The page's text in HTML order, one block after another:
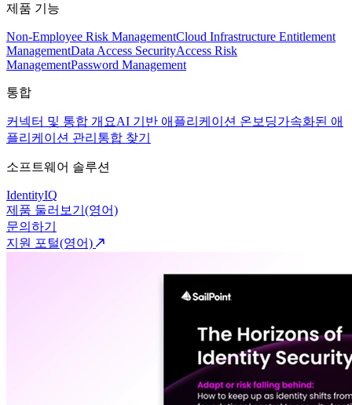
제품 기능
Non-Employee Risk ManagementCloud Infrastructure Entitlement
ManagementData Access SecurityAccess Risk
ManagementPassword Management
통합
커넥터 및 통합 개요AI 기반 애플리케이션 온보딩가속화된 애
플리케이션 관리 통합 찾기
소프트웨어 솔루션
IdentityIQ
제품 둘러보기(영어)
문의하기
지원 포털(영어)